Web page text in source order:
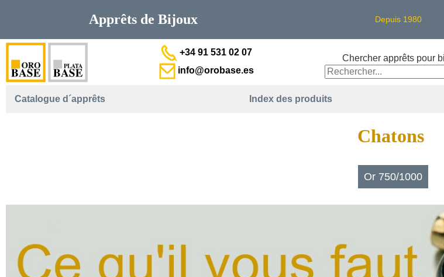
Apprêts de Bijoux Depuis 1980
+34 91 531 02 07
info@orobase.es
Chercher apprêts pour
Catalogue d´apprêts Index des produits
Chatons
Or 750/1000